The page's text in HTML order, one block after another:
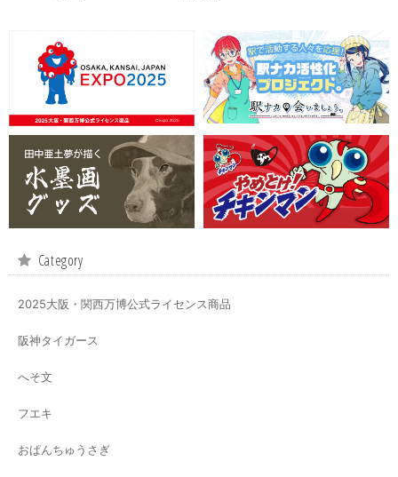
Category
2025大阪・関西万博公式ライセンス商品
阪神タイガース
へそ文
フエキ
おぱんちゅうさぎ